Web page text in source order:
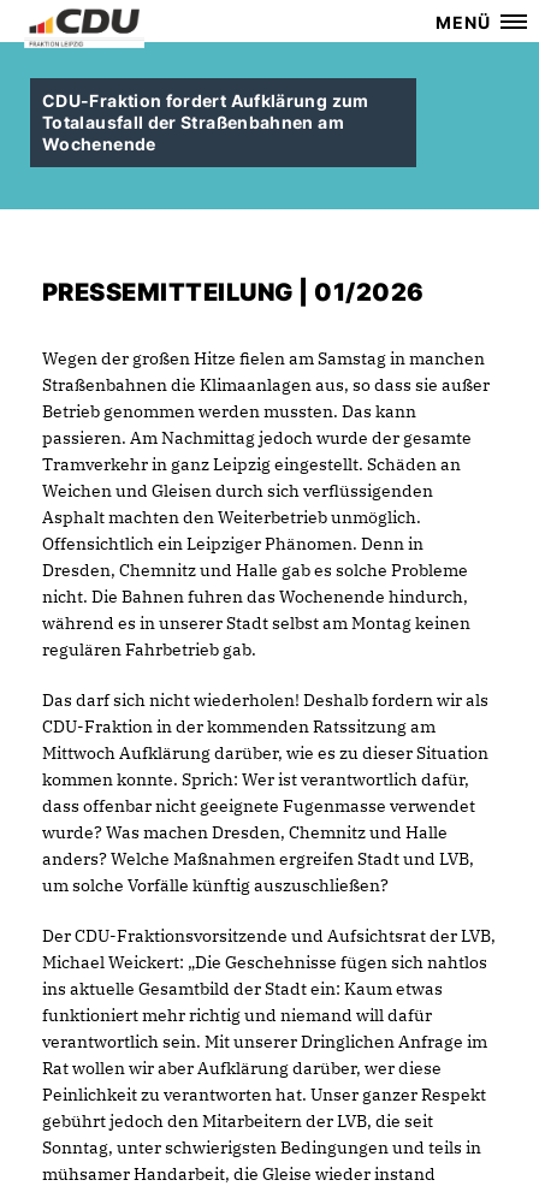
MENÜ
CDU-Fraktion fordert Aufklärung zum
Totalausfall der Straßenbahnen am
Wochenende
PRESSEMITTEILUNG | 01/2026
Wegen der großen Hitze fielen am Samstag in manchen
Straßenbahnen die Klimaanlagen aus, so dass sie außer
Betrieb genommen werden mussten. Das kann
passieren. Am Nachmittag jedoch wurde der gesamte
Tramverkehr in ganz Leipzig eingestellt. Schäden an
Weichen und Gleisen durch sich verflüssigenden
Asphalt machten den Weiterbetrieb unmöglich.
Offensichtlich ein Leipziger Phänomen. Denn in
Dresden, Chemnitz und Halle gab es solche Probleme
nicht. Die Bahnen fuhren das Wochenende hindurch,
während es in unserer Stadt selbst am Montag keinen
regulären Fahrbetrieb gab.
Das darf sich nicht wiederholen! Deshalb fordern wir als
CDU-Fraktion in der kommenden Ratssitzung am
Mittwoch Aufklärung darüber, wie es zu dieser Situation
kommen konnte. Sprich: Wer ist verantwortlich dafür,
dass offenbar nicht geeignete Fugenmasse verwendet
wurde? Was machen Dresden, Chemnitz und Halle
anders? Welche Maßnahmen ergreifen Stadt und LVB,
um solche Vorfälle künftig auszuschließen?
Der CDU-Fraktionsvorsitzende und Aufsichtsrat der LVB,
Michael Weickert: „Die Geschehnisse fügen sich nahtlos
ins aktuelle Gesamtbild der Stadt ein: Kaum etwas
funktioniert mehr richtig und niemand will dafür
verantwortlich sein. Mit unserer Dringlichen Anfrage im
Rat wollen wir aber Aufklärung darüber, wer diese
Peinlichkeit zu verantworten hat. Unser ganzer Respekt
gebührt jedoch den Mitarbeitern der LVB, die seit
Sonntag, unter schwierigsten Bedingungen und teils in
mühsamer Handarbeit, die Gleise wieder instand